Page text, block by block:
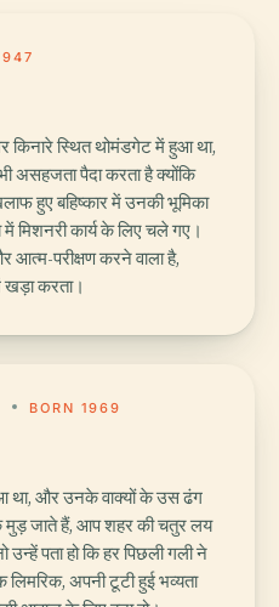
किनारे स्थित थोमंडगेट में हुआ था,
पैदा करता है क्योंकि
हुए बहिष्कार में उनकी भूमिका
मिशनरी कार्य के लिए चले गए।
परीक्षण करने वाला है,
खड़ा करता।
BORN 1969
था, और उनके वाक्यों के उस ढंग
मुड़ जाते हैं, आप शहर की चतुर लय
पता हो कि हर पिछली गली ने
अपनी टूटी हुई भव्यता